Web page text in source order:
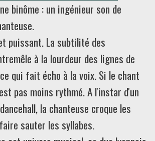
binôme : un ingénieur son de
puissant. La subtilité des
à la lourdeur des lignes de
qui fait écho à la voix. Si le chant
pas moins rythmé. A l'instar d'un
la chanteuse croque les
sauter les syllabes.